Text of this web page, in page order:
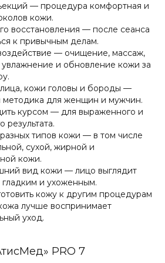
— процедура комфортная и
кожи.
восстановления — после сеанса
к привычным делам.
— очищение, массаж,
и обновление кожи за
кожи головы и бороды —
методика для женщин и мужчин.
курсом — для выраженного и
результата.
типов кожи — в том числе
сухой, жирной и
кожи.
вид кожи — лицо выглядит
и ухоженным.
кожу к другим процедурам
лучше воспринимает
уход.
PRO 7